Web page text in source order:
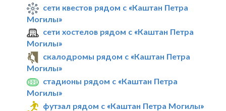
сети квестов рядом с «Каштан Петра
Могилы»
сети хостелов рядом с «Каштан Петра
Могилы»
скалодромы рядом с «Каштан Петра
Могилы»
стадионы рядом с «Каштан Петра
Могилы»
футзал рядом с «Каштан Петра Могилы»